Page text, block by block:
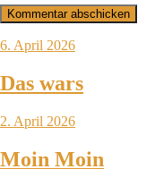
6. April 2026
Das wars
2. April 2026
Moin Moin